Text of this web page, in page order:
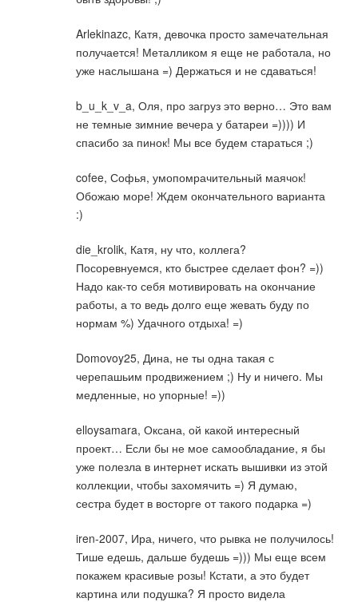
Arlekinazc, Катя, девочка просто замечательная
получается! Металликом я еще не работала, но
уже наслышана =) Держаться и не сдаваться!
b_u_k_v_a, Оля, про загруз это верно… Это вам
не темные зимние вечера у батареи =)))) И
спасибо за пинок! Мы все будем стараться ;)
cofee, Софья, умопомрачительный маячок!
Обожаю море! Ждем окончательного варианта
:)
die_krolik, Катя, ну что, коллега?
Посоревнуемся, кто быстрее сделает фон? =))
Надо как-то себя мотивировать на окончание
работы, а то ведь долго еще жевать буду по
нормам %) Удачного отдыха! =)
Domovoy25, Дина, не ты одна такая с
черепашьим продвижением ;) Ну и ничего. Мы
медленные, но упорные! =))
elloysamara, Оксана, ой какой интересный
проект… Если бы не мое самообладание, я бы
уже полезла в интернет искать вышивки из этой
коллекции, чтобы захомячить =) Я думаю,
сестра будет в восторге от такого подарка =)
iren-2007, Ира, ничего, что рывка не получилось!
Тише едешь, дальше будешь =))) Мы еще всем
покажем красивые розы! Кстати, а это будет
картина или подушка? Я просто видела